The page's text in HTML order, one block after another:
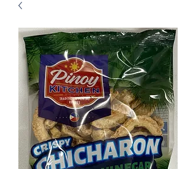
Nica's Pinoy Store
Danica Zimmermann